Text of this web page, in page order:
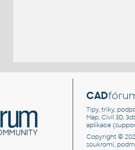
CAD
Tipy, triky,
Map, Civil 3D,
aplikace
Copyright ©
soukromí,